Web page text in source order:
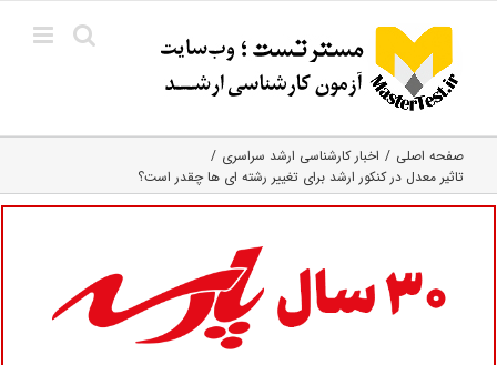
content
صفحه اصلی
اخبار کارشناسی ارشد سراسری
تاثیر معدل در کنکور ارشد برای تغییر رشته ای ها چقدر است؟